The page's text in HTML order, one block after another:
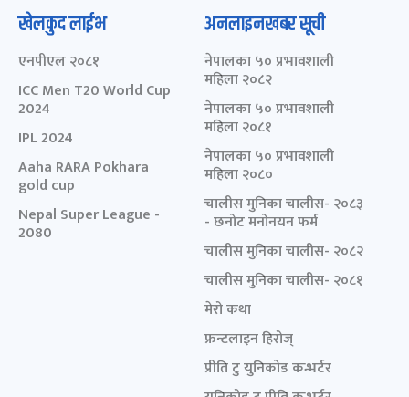
खेलकुद लाईभ
एनपीएल २०८१
ICC Men T20 World Cup
2024
IPL 2024
Aaha RARA Pokhara
gold cup
Nepal Super League -
2080
अनलाइनखबर सूची
नेपालका ५० प्रभावशाली
महिला २०८२
नेपालका ५० प्रभावशाली
महिला २०८१
नेपालका ५० प्रभावशाली
महिला २०८०
चालीस मुनिका चालीस- २०८३
- छनोट मनोनयन फर्म
चालीस मुनिका चालीस- २०८२
चालीस मुनिका चालीस- २०८१
मेरो कथा
फ्रन्टलाइन हिरोज्
प्रीति टु युनिकोड कन्भर्टर